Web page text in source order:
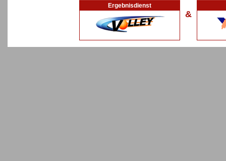
Ergebnisdienst
&